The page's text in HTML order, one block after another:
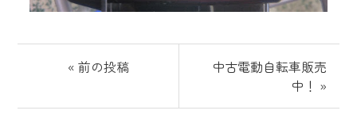
« 前の投稿
中古電動自転車販売
中！ »